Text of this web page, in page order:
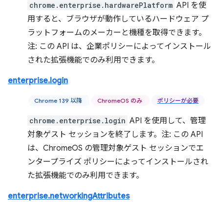
chrome.enterprise.hardwarePlatform API を使
用すると、ブラウザが動作しているハードウェア プ
ラットフォームのメーカーと機種を取得できます。
注: この API は、企業ポリシーによってインストール
された拡張機能でのみ利用できます。
enterprise.login
Chrome 139 以降 ChromeOS のみ ポリシーが必要
chrome.enterprise.login API を使用して、管理
対象ゲスト セッションを終了します。注: この API
は、ChromeOS の管理対象ゲスト セッションでエ
ンタープライズ ポリシーによってインストールされ
た拡張機能でのみ利用できます。
enterprise.networkingAttributes